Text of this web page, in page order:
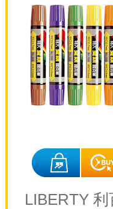
LIBERTY